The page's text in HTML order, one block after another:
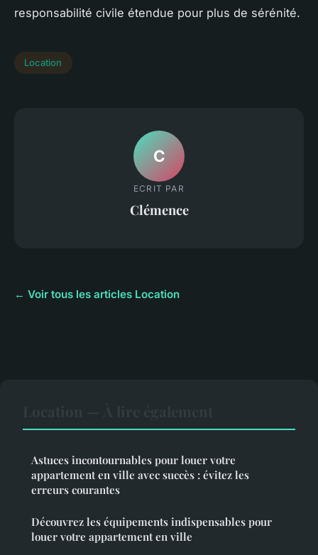
responsabilité civile étendue pour plus de sérénité.
Location
C
ECRIT PAR
Clémence
← Voir tous les articles Location
Astuces incontournables pour louer votre
appartement en ville avec succès : évitez les
erreurs courantes
Découvrez les équipements indispensables pour
louer votre appartement en ville